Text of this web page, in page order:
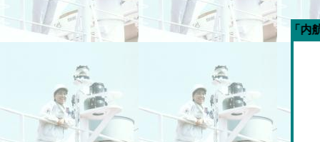
今週の「内航海運新聞」広